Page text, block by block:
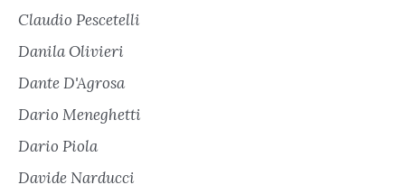
Claudio Pescetelli
Danila Olivieri
Dante D'Agrosa
Dario Meneghetti
Dario Piola
Davide Narducci